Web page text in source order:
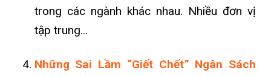
trong các ngành khác nhau. Nhiều đơn vị
tập trung...
Những Sai Lầm “Giết Chết” Ngân Sách